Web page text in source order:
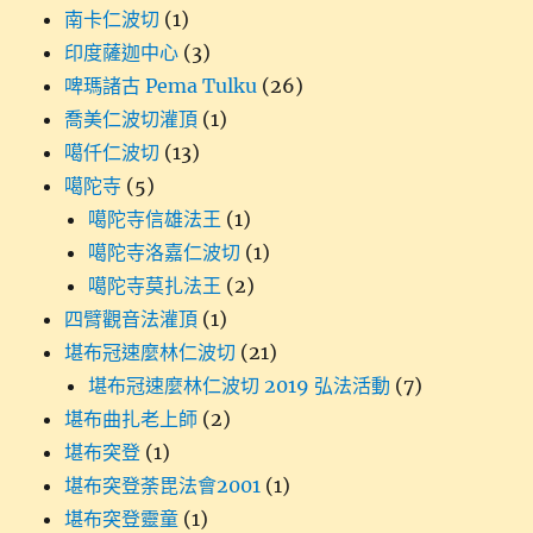
南卡仁波切 (1)
印度薩迦中心 (3)
啤瑪諸古 Pema Tulku (26)
喬美仁波切灌頂 (1)
噶仟仁波切 (13)
噶陀寺 (5)
噶陀寺信雄法王 (1)
噶陀寺洛嘉仁波切 (1)
噶陀寺莫扎法王 (2)
四臂觀音法灌頂 (1)
堪布冠速麼林仁波切 (21)
堪布冠速麼林仁波切 2019 弘法活動 (7)
堪布曲扎老上師 (2)
堪布突登 (1)
堪布突登荼毘法會2001 (1)
堪布突登靈童 (1)